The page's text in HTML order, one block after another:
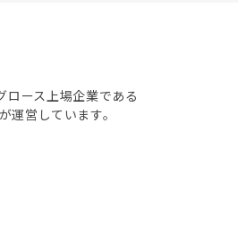
ロース上場企業である
営しています。